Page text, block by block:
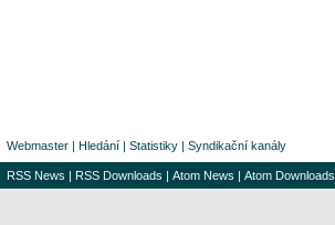
Webmaster | Hledání | Statistiky | Syndikační kanály
RSS News | RSS Downloads | Atom News | Atom Downloads